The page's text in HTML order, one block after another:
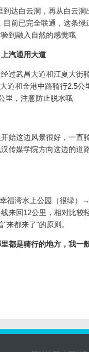
达白云洞，再从白云
前已完全联通，这条绿
到融入自然的感觉哦
汽通用大道
过武昌大道和江夏大街
道和金港中路骑行2.5公
里，注意防止脱水哦
始这边风景很好，一直
传媒学院方向这边的道
福湾水上公园（很绿）
来回12公里，相对比较
来都来了"的原则。
都是骑行的地方，我一